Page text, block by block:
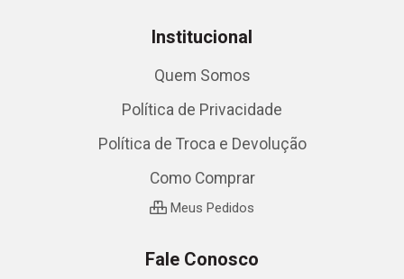
Institucional
Quem Somos
Política de Privacidade
Política de Troca e Devolução
Como Comprar
Meus Pedidos
Fale Conosco